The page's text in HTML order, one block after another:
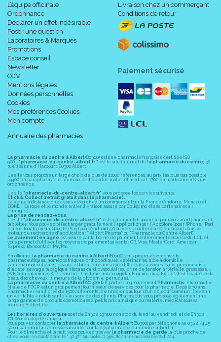
L’équipe officinale
Ordonnance
Déclarer un effet indésirable
Poser une question
Laboratoires & Marques
Promotions
Espace conseil
Newsletter
CGV
Mentions légales
Données personnelles
Cookies
Mes préférences Cookies
Mon compte
Annuaire des pharmacies
Livraison chez un commerçant
Conditions de retour
Paiement sécurisé
La pharmacie du centre à Albert (80300) est une pharmacie française certifiée ISO
9001. "pharmacie-du-centre-albert.fr " est le site internet de l a pharmacie du centre , 32
rue Jeanne d' Harcourt, 80300 Albert.
Le site vous propose un large choix de plus de 11000 références, au prix les plus bas possible
: 9400 en parapharmacie, animaux, orthopédie, matériel médical. 1700 en médicaments sans
ordonnance.
Le site "pharmacie-du-centre-albert.fr" vous propose les service suivants :
Click & Collect (retrait gratuit dans la pharmacie).
La vente à distance chez vous et/ou chez un commerçant sur la France (Andorre, Monaco et
DOM), l' Europe et le monde entier (livraison assuré par Colissimo et ses partenaires à l'
étranger).
La prise de rendez-vous.
Le site "pharmacie-du-centre-albert.fr" est également disponible pour vos smartphones et
tablettes. Vous pouvez télécharger gratuitement l' application sur l' AppStore (pour iPhone, iPad
et iPod touch), ou sur Google Play (pour Androïd 5.0 ou version ultérieure) en tapant dans le
moteur de recherche d' application : " Albert Pharma" ou "Pharmacie du Centre Albert".
Le paiement en ligne est assuré par la borne de paiement entièrement sécurisé du LCL et
vous permet d' utiliser les moyens de paiement suivants : CB, Visa, MasterCard, American
Express, Bancontact, PayPal.
En officine,
la pharmacie du centre à Albert (80300) vous propose ses conseils
pharmaceutiques, homéopathiques, orthopédiques, vétérinaires, aide à domicile,
parapharmaceutiques, beauté et bien-être ainsi que différents services : suivi personnalisé,
diabète, sevrage tabagique, risques cardiovasculaires, prise de tension artérielle, grossesse,
AVK (anti-vitamines K, Previscan,...), asthme, anti-coagulants oraux, diag Expert (test beauté de la
peau, des cheveux...), mesure de la glycémie, perruques.
La pharmacie du centre à Albert (80300) fait partie du groupement Pharmactiv . Pharmactiv,
filiale de l' OCP, est un groupement fournisseur de services pour la pharmacie. Depuis 30 ans,
Pharmactiv réunit près de 1500 adhérents pharmaciens autour d' un objectif commun : devenir
un véritable « relais santé » au service des clients. Pharmactiv vous propose également une
large gamme de produits cosmétiques à petits prix ainsi que du matériel médical sous sa
marque BetterLife.
Les horaires d'ouverture sont de 8h30 à 19h00 non stop du lundi au vendredi et de 8h30 à
17h00 non stop le samedi.
Vous pouvez contacter la pharmacie du centre à Albert (80300) par téléphone au 03 22 74 45
50 ou par email à l' adresse suivante : contact@pharmacie-du-centre-albert.fr.
Pour le dimanche et la nuit, vous pouvez trouver l a pharmacie de garde la plus proche de
chez vous, en contactant le " 3237 " (audiotel 0.35€ ttc/min), accessible 24h/24.